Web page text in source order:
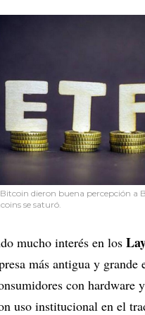
Bitcoin dieron buena percepción a
se saturó.
mucho interés en los
más antigua y grande
con hardware
uso institucional en el